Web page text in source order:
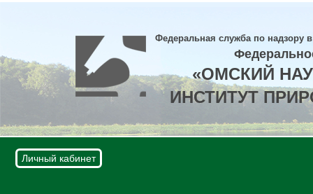
Федеральная служба по надзору
«ОМСКИЙ
ИНСТИТУТ
Личный кабинет